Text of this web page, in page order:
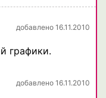
добавлено 16.11.2010
графики.
добавлено 16.11.2010